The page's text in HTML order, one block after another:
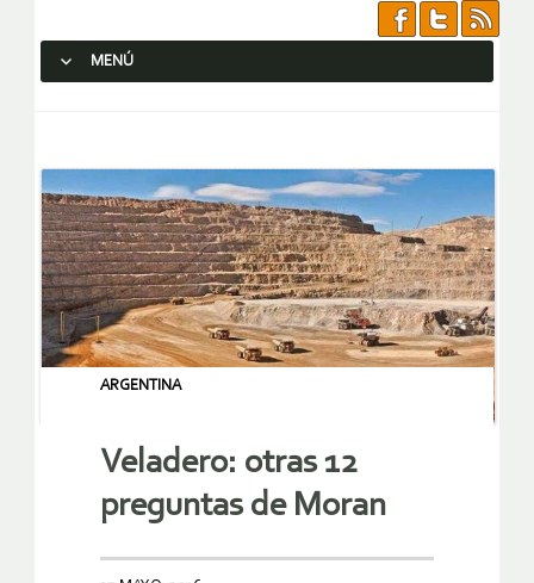
MENÚ
ARGENTINA
Veladero: otras 12
preguntas de Moran